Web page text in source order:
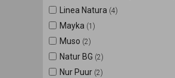
Linea Natura (4)
Mayka (1)
Muso (2)
Natur BG (2)
Nur Puur (2)